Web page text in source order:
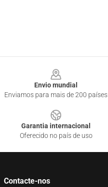
Envio mundial
Enviamos para mais de 200 países
Garantia internacional
Oferecido no país de uso
Contacte-nos